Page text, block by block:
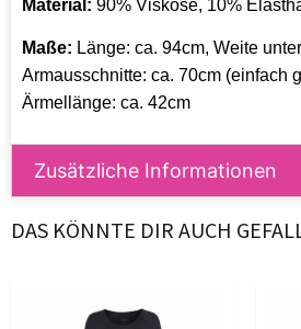
Material: 90% Viskose, 10%
Maße: Länge: ca. 94cm, Weite
Armausschnitte: ca. 70cm (einfach
Ärmellänge: ca. 42cm
Zusätzliche Informationen
DAS KÖNNTE DIR AUCH